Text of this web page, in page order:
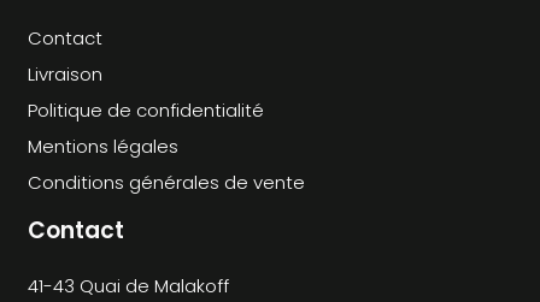
Contact
Livraison
Politique de confidentialité
Mentions légales
Conditions générales de vente
Contact
41-43 Quai de Malakoff